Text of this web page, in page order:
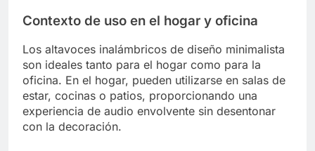
Contexto de uso en el hogar y oficina
Los altavoces inalámbricos de diseño minimalista
son ideales tanto para el hogar como para la
oficina. En el hogar, pueden utilizarse en salas de
estar, cocinas o patios, proporcionando una
experiencia de audio envolvente sin desentonar
con la decoración.